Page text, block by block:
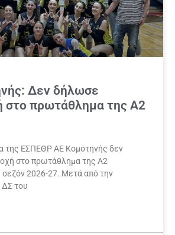
Δεν δήλωσε
στο πρωτάθλημα της Α2
της ΕΣΠΕΘΡ ΑΕ Κομοτηνής δεν
στο πρωτάθλημα της Α2
σεζόν 2026-27. Μετά από την
ΔΣ του